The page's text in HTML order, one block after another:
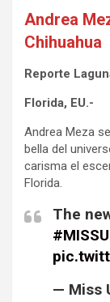
Andrea
Chihuahua
Reporte
Florida, EU.-
Andrea Meza
bella del
carisma el
Florida.
The
— Miss